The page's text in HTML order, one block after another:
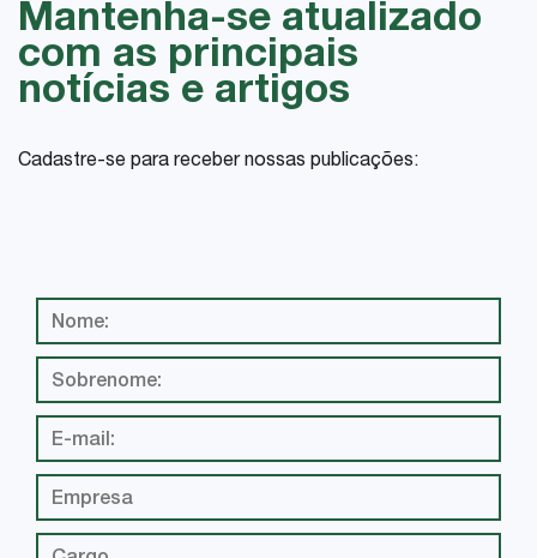
Mantenha-se atualizado
com as principais
notícias e artigos
Cadastre-se para receber nossas publicações: